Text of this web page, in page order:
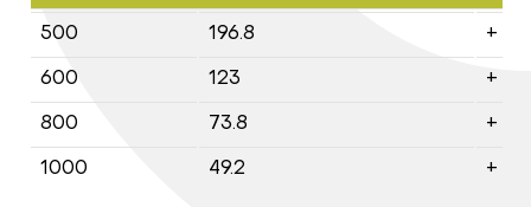
500
196.8
+
600
123
+
800
73.8
+
1000
49.2 +